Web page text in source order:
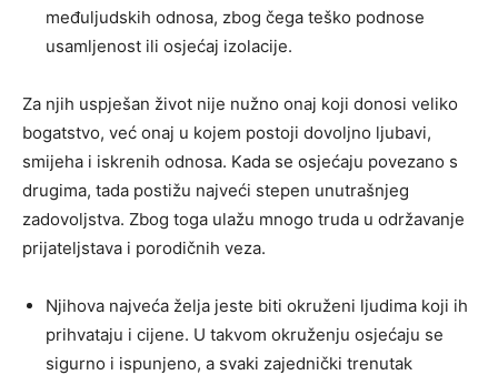
međuljudskih odnosa, zbog čega teško podnose
usamljenost ili osjećaj izolacije.
Za njih uspješan život nije nužno onaj koji donosi veliko
bogatstvo, već onaj u kojem postoji dovoljno ljubavi,
smijeha i iskrenih odnosa. Kada se osjećaju povezano s
drugima, tada postižu najveći stepen unutrašnjeg
zadovoljstva. Zbog toga ulažu mnogo truda u održavanje
prijateljstava i porodičnih veza.
Njihova najveća želja jeste biti okruženi ljudima koji ih
prihvataju i cijene. U takvom okruženju osjećaju se
sigurno i ispunjeno, a svaki zajednički trenutak